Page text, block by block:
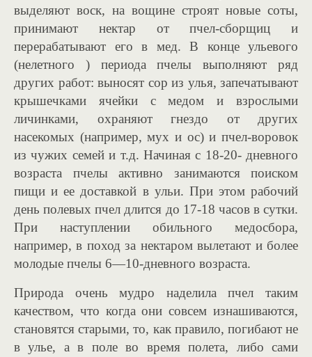
выделяют воск, на вощине строят новые соты,
принимают нектар от пчел-сборщиц и
перерабатывают его в мед. В конце ульевого
(нелетного ) периода пчелы выполняют ряд
других работ: выносят сор из улья, запечатывают
крышечками ячейки с медом и взрослыми
личинками, охраняют гнездо от других
насекомых (например, мух и ос) и пчел-воровок
из чужих семей и т.д. Начиная с 18-20- дневного
возраста пчелы активно занимаются поиском
пищи и ее доставкой в ульи. При этом рабочий
день полевых пчел длится до 17-18 часов в сутки.
При наступлении обильного медосбора,
например, в поход за нектаром вылетают и более
молодые пчелы 6—10-дневного возраста.
Природа очень мудро наделила пчел таким
качеством, что когда они совсем изнашиваются,
становятся старыми, то, как правило, погибают не
в улье, а в поле во время полета, либо сами